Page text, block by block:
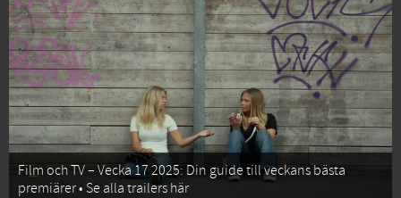
Film och TV – Vecka 17 2025: Din guide till veckans bästa
premiärer • Se alla trailers här